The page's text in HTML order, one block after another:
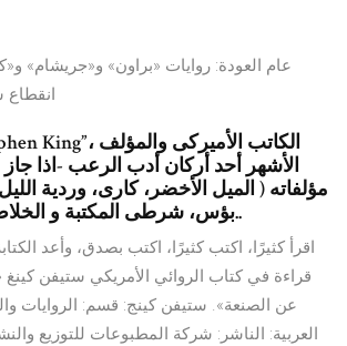
عام العودة: روايات «براون» و«جريشام»
انقطاع
الأشهر أحد أركان أدب الرعب -اذا جاز
مؤلفاته ( الميل الأخضر، كارى، وردية
بؤس، شرطى المكتبة و الخلاص من شاوشانك)..
اقرأ كثيرًا، اكتب كثيرًا، اكتب بصدق، وأعد
قراءة في كتاب الروائي الأمريكي ستيفن كينغ
عن الصنعة». ستيفن كينج: قسم: الروايات
العربية: الناشر: شركة المطبوعات للتوزيع